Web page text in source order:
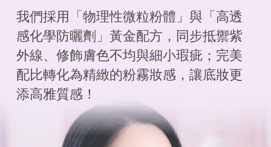
我們採用「物理性微粒粉體」與「高透
感化學防曬劑」黃金配方，同步抵禦紫
外線、修飾膚色不均與細小瑕疵；完美
配比轉化為精緻的粉霧妝感，讓底妝更
添高雅質感！